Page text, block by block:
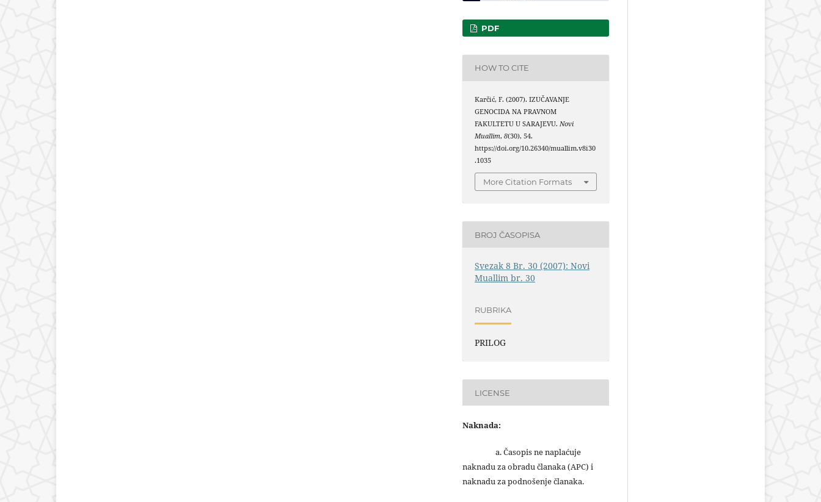
PDF
HOW TO CITE
Karčić, F. (2007). IZUČAVANJE
GENOCIDA NA PRAVNOM
FAKULTETU U SARAJEVU. Novi
Muallim,8(30), 54.
https://doi.org/10.26340/muallim.v8i30
.1035
More Citation Formats
BROJ ČASOPISA
Svezak 8 Br. 30 (2007): Novi
Muallim br. 30
RUBRIKA
PRILOG
LICENSE
Naknada:
a. Časopis ne naplaćuje
naknadu za obradu članaka (APC) i
naknadu za podnošenje članaka.